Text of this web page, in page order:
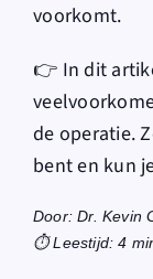
voorkomt.
👉 In dit
de operatie.
bent en kun
Door: Dr. Kevin
⏱️ Leestijd: 4